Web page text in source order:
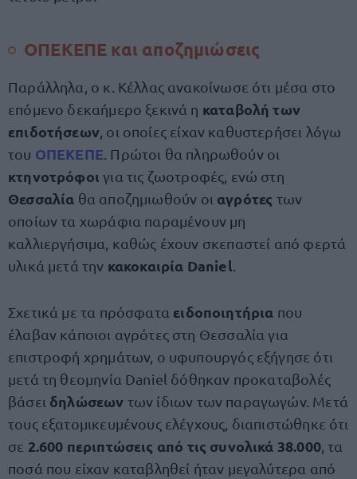
ΟΠΕΚΕΠΕ και αποζημιώσεις
Παράλληλα, ο κ. Κέλλας ανακοίνωσε ότι μέσα στο
επόμενο δεκαήμερο ξεκινά η καταβολή των
επιδοτήσεων, οι οποίες είχαν καθυστερήσει λόγω
του ΟΠΕΚΕΠΕ . Πρώτοι θα πληρωθούν οι
κτηνοτρόφοιγια τις ζωοτροφές, ενώ στη
Θεσσαλία θα αποζημιωθούν οι αγρότες των
οποίων τα χωράφια παραμένουν μη
καλλιεργήσιμα, καθώς έχουν σκεπαστεί από φερτά
υλικά μετά την κακοκαιρία Daniel
Σχετικά με τα πρόσφατα ειδοποιητήρια που
έλαβαν κάποιοι αγρότες στη Θεσσαλία για
επιστροφή χρημάτων, ο υφυπουργός εξήγησε ότι
μετά τη θεομηνία Daniel δόθηκαν προκαταβολές
βάσει δηλώσεων των ίδιων των παραγωγών. Μετά
τους εξατομικευμένους ελέγχους, διαπιστώθηκε ότι
σε 2.600 περιπτώσεις από τις συνολικά 38.000, τα
ποσά που είχαν καταβληθεί ήταν μεγαλύτερα από